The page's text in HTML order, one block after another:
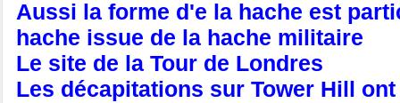
Aussi la forme d'e la hache est
hache issue de la hache militaire
Le site de la Tour de Londres
Les décapitations sur Tower Hill